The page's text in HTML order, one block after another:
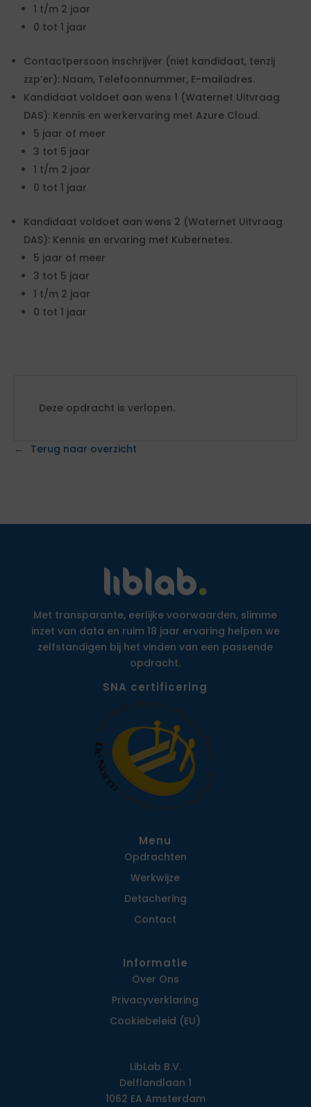
1 t/m 2 jaar
0 tot 1 jaar
Contactpersoon inschrijver (niet kandidaat, tenzij
zzp’er): Naam, Telefoonnummer, E-mailadres.
Kandidaat voldoet aan wens 1 (Waternet Uitvraag
DAS): Kennis en werkervaring met Azure Cloud.
5 jaar of meer
3 tot 5 jaar
1 t/m 2 jaar
0 tot 1 jaar
Kandidaat voldoet aan wens 2 (Waternet Uitvraag
DAS): Kennis en ervaring met Kubernetes.
5 jaar of meer
3 tot 5 jaar
1 t/m 2 jaar
0 tot 1 jaar
Deze opdracht is verlopen.
Terug naar overzicht
Met transparante, eerlijke voorwaarden, slimme
inzet van data en ruim 18 jaar ervaring helpen we
zelfstandigen bij het vinden van een passende
opdracht.
SNA certificering
Menu
Opdrachten
Werkwijze
Detachering
Contact
Informatie
Over Ons
Privacy­verklaring
Cookiebeleid (EU)
LibLab B.V.
Delflandlaan 1
1062 EA Amsterdam